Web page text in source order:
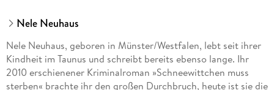
Nele Neuhaus
Nele Neuhaus, geboren in Münster/Westfalen, lebt seit ihrer
Kindheit im Taunus und schreibt bereits ebenso lange. Ihr
2010 erschienener Kriminalroman »Schneewittchen muss
sterben« brachte ihr den großen Durchbruch, heute ist sie die